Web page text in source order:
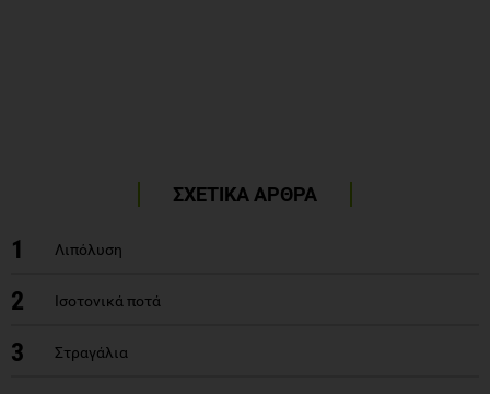
ΣΧΕΤΙΚΑ ΑΡΘΡΑ
1 Λιπόλυση
2 Ισοτονικά ποτά
3 Στραγάλια